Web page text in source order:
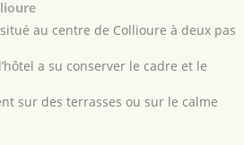
au centre de Collioure à deux pas
a su conserver le cadre et le
sur des terrasses ou sur le calme